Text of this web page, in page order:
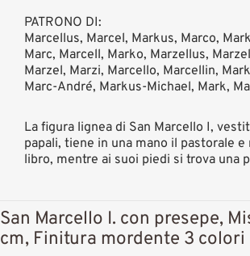
PATRONO DI:
Marcellus, Marcel, Markus, Marco,
Marc, Marcell, Marko, Marzellus,
Marzel, Marzi, Marcello, Marcellin,
Marc-André, Markus-Michael, Mark,
La figura lignea di San Marcello I,
papali, tiene in una mano il pastorale e
libro, mentre ai suoi piedi si trova una
San Marcello I. con presepe,
cm, Finitura mordente 3 colori